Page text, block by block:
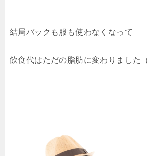
結局バックも服も使わなくなって
飲食代はただの脂肪に変わりました（